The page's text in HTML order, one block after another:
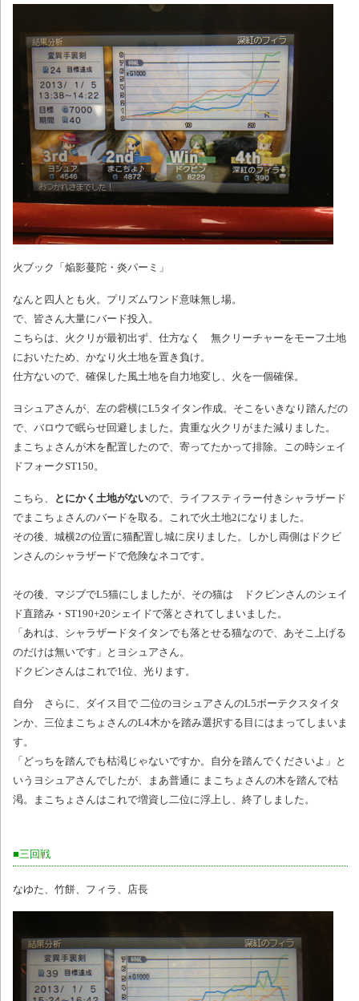
火ブック「焔影蔓陀・炎パーミ」
なんと四人とも火。プリズムワンド意味無し場。
で、皆さん大量にバード投入。
こちらは、火クリが最初出ず、仕方なく 無クリーチャーをモーフ土地
においたため、かなり火土地を置き負け。
仕方ないので、確保した風土地を自力地変し、火を一個確保。
ヨシュアさんが、左の砦横にL5タイタン作成。そこをいきなり踏んだの
で、バロウで眠らせ回避しました。貴重な火クリがまた減りました。
まこちょさんが木を配置したので、寄ってたかって排除。この時シェイ
ドフォークST150。
こちら、 とにかく土地がないので、ライフスティラー付きシャラザード
でまこちょさんのバードを取る。これで火土地2になりました。
その後、城横2の位置に猫配置し城に戻りました。しかし両側はドクビ
ンさんのシャラザードで危険なネコです。
その後、マジブでL5猫にしましたが、その猫は ドクビンさんのシェイ
ド直踏み・ST190+20シェイドで落とされてしまいました。
「あれは、シャラザードタイタンでも落とせる猫なので、あそこ上げる
のだけは無いです」とヨシュアさん。
ドクビンさんはこれで1位、光ります。
自分 さらに、ダイス目で 二位のヨシュアさんのL5ボーテクスタイタ
ンか、三位まこちょさんのL4木かを踏み選択する目にはまってしまいま
す。
「どっちを踏んでも枯渇じゃないですか。自分を踏んでくださいよ」と
いうヨシュアさんでしたが、まあ普通に まこちょさんの木を踏んで枯
渇。まこちょさんはこれで増資し二位に浮上し、終了しました。
■三回戦
なゆた、竹餅、フィラ、店長